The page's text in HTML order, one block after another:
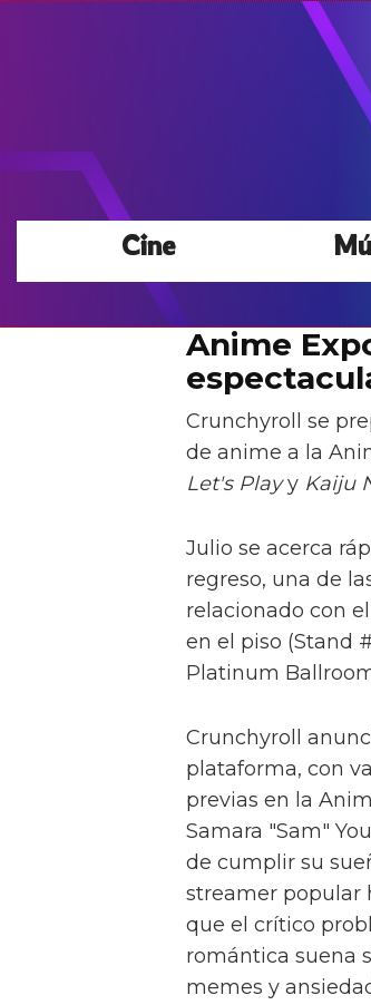
Cine
Anime
Crunchyroll se
de anime a la
Let's Playy Kaiju
Julio se acerca
regreso, una de
relacionado con
en el piso (Stand
Platinum
Crunchyroll
plataforma, con
previas en la
Samara "Sam"
de cumplir su
streamer popular
que el crítico
romántica suena
memes y